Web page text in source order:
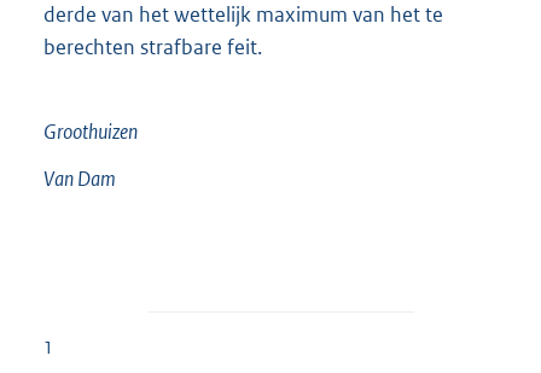
derde van het wettelijk maximum van het te
berechten strafbare feit.
Groothuizen
Van Dam
1